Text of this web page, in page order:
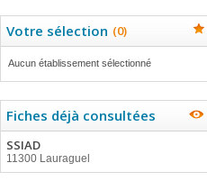
Votre sélection (0)
Aucun établissement sélectionné
Fiches déjà consultées
SSIAD
11300 Lauraguel